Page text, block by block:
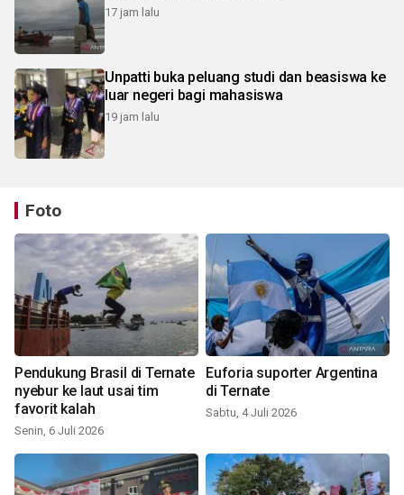
17 jam lalu
Unpatti buka peluang studi dan beasiswa ke
luar negeri bagi mahasiswa
19 jam lalu
Foto
Pendukung Brasil di Ternate
nyebur ke laut usai tim
favorit kalah
Senin, 6 Juli 2026
Euforia suporter Argentina
di Ternate
Sabtu, 4 Juli 2026